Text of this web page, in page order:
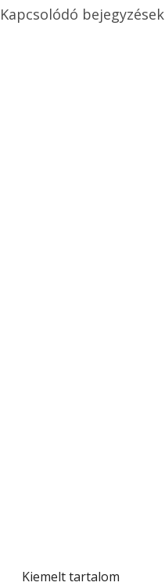
Kiemelt tartalom
Kapcsolódó bejegyzések